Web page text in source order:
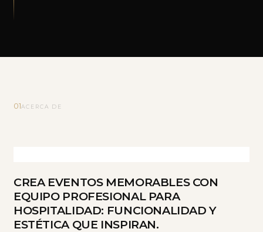
01ACERCA DE
CREA EVENTOS MEMORABLES CON
EQUIPO PROFESIONAL PARA
HOSPITALIDAD: FUNCIONALIDAD Y
ESTÉTICA QUE INSPIRAN.